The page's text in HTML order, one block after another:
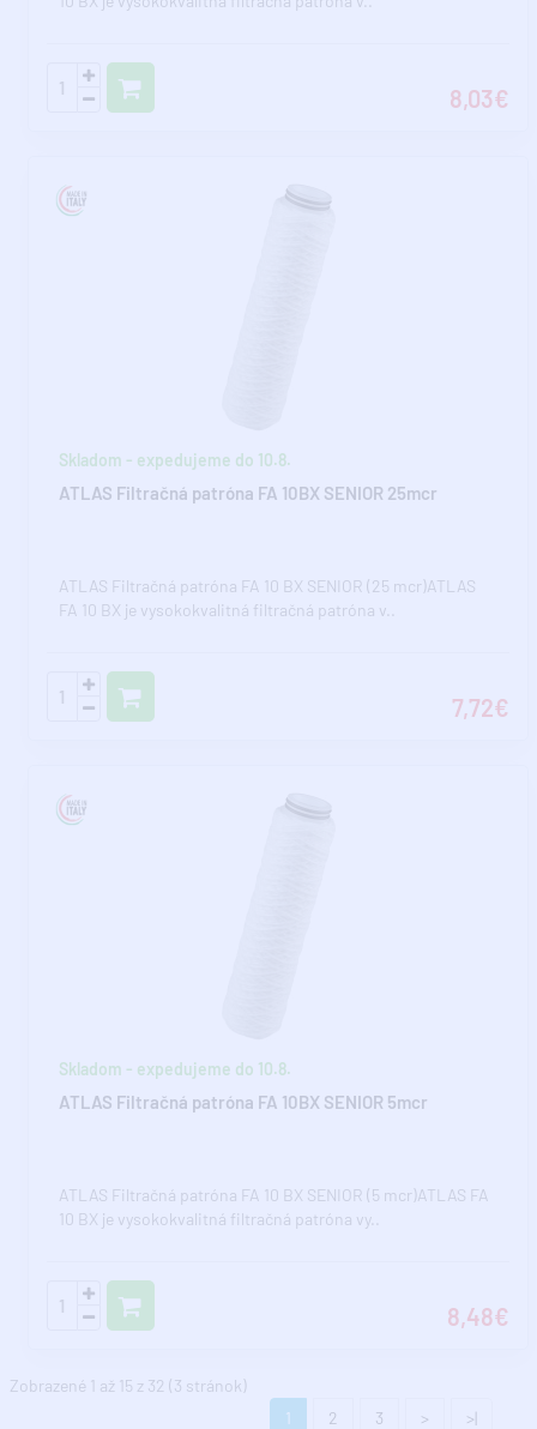
8,03€
Skladom - expedujeme do 10.8.
ATLAS Filtračná patróna FA 10BX SENIOR 25mcr
ATLAS Filtračná patróna FA 10 BX SENIOR (25 mcr)ATLAS
FA 10 BX je vysokokvalitná filtračná patróna v..
7,72€
Skladom - expedujeme do 10.8.
ATLAS Filtračná patróna FA 10BX SENIOR 5mcr
ATLAS Filtračná patróna FA 10 BX SENIOR (5 mcr)ATLAS FA
10 BX je vysokokvalitná filtračná patróna vy..
8,48€
Zobrazené 1 až 15 z 32 (3 stránok)
1
2 3 > >|